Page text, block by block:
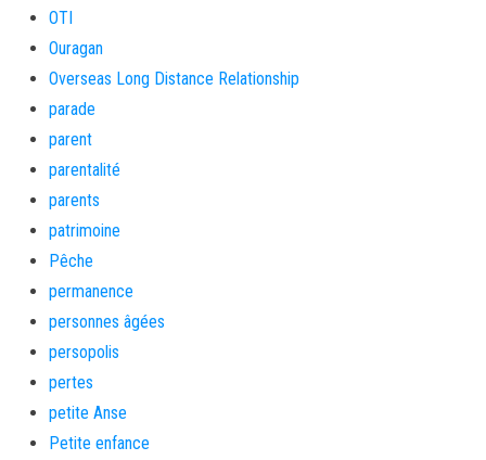
OTI
Ouragan
Overseas Long Distance Relationship
parade
parent
parentalité
parents
patrimoine
Pêche
permanence
personnes âgées
persopolis
pertes
petite Anse
Petite enfance